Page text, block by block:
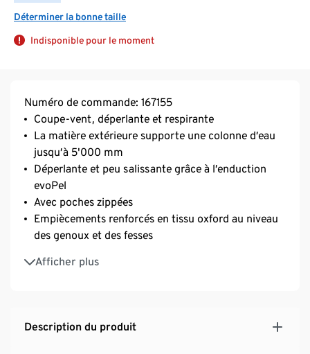
Déterminer la bonne taille
Indisponible pour le moment
Numéro de commande: 167155
Coupe-vent, déperlante et respirante
La matière extérieure supporte une colonne d’eau
jusqu’à 5'000 mm
Déperlante et peu salissante grâce à l’enduction
evoPel
Avec poches zippées
Empiècements renforcés en tissu oxford au niveau
des genoux et des fesses
Afficher plus
Doublure intérieure en micropolaire douce et
Sous-pieds élastiques
Description du produit